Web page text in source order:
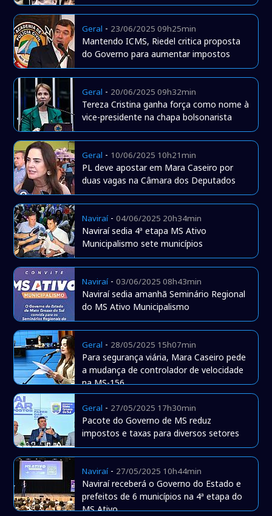
Geral - 23/06/2025 09h25min
Mantendo ICMS, Riedel critica proposta
do Governo para aumentar impostos
Geral - 20/06/2025 09h32min
Tereza Cristina ganha força como nome à
vice-presidente na chapa bolsonarista
Geral - 10/06/2025 10h21min
PL deve apostar em Mara Caseiro por
duas vagas na Câmara dos Deputados
Naviraí-04/06/2025 20h34min
Naviraí sedia 4ª etapa MS Ativo
Municipalismo sete municípios
Naviraí-03/06/2025 08h43min
Naviraí sedia amanhã Seminário Regional
do MS Ativo Municipalismo
Geral - 28/05/2025 15h07min
Para segurança viária, Mara Caseiro pede
a mudança de controlador de velocidade
na MS-156
Geral - 27/05/2025 17h30min
Pacote do Governo de MS reduz
impostos e taxas para diversos setores
Naviraí- 27/05/2025 10h44min
Naviraí receberá o Governo do Estado e
prefeitos de 6 municípios na 4ª etapa do
MS Ativo